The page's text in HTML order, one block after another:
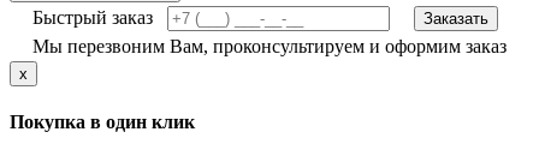
Быстрый заказ
Заказать
Мы перезвоним Вам, проконсультируем и оформим заказ
x
Покупка в один клик